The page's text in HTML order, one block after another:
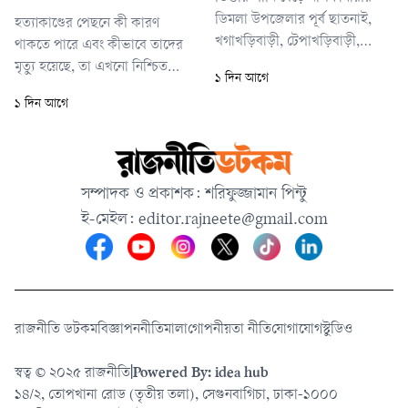
হত্যাকাণ্ডের পেছনে কী কারণ
থাকতে পারে এবং কীভাবে তাদের
মৃত্যু হয়েছে, তা এখনো নিশ্চিত
স্বজনদের দাবি, এটি একটি
পরিবারের তিন সদস্যের মৃত্যুর
খবরে হাজারো মানুষ ওই বাড়িতে
ভিড় জমায় এবং পুরো এলাকায়
শোকের ছায়া নেমে আসে। স্বজন ও
প্রতিবেশীদের কান
১ দিন আগে
ডিমলা উপজেলার পূর্ব ছাতনাই,
খগাখড়িবাড়ী, টেপাখড়িবাড়ী,
গয়াবাড়ী ও জলঢাকা উপজেলার
করতে শুরু করেছে।
১ দিন আগে
সম্পাদক ও প্রকাশক: শরিফুজ্জামান পিন্টু
ই-মেইল: editor.rajneete@gmail.com
রাজনীতি ডটকমবিজ্ঞাপননীতিমালাগোপনীয়তা নীতিযোগাযোগস্টুডিও
স্বত্ব © ২০২৫ রাজনীতিPowered By: idea hub
১৪/২, তোপখানা রোড (তৃতীয় তলা), সেগুনবাগিচা, ঢাকা-১০০০